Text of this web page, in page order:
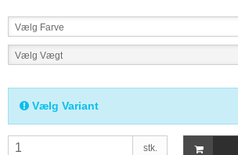
Vælg Farve
Vælg Vægt
Vælg Variant
stk.